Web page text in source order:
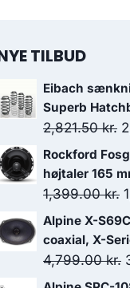
TILBUD
Eibach
Superb
2,821.50kr.
Rockford
højtaler 165
1,399.00kr.
Alpine X-
coaxial, X-
4,799.00kr.